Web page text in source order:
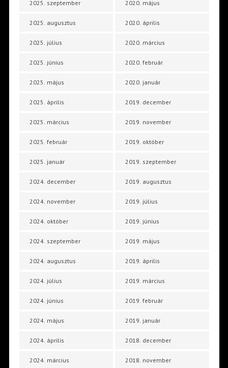
2025. szeptember
2025. augusztus
2025. július
2025. június
2025. május
2025. április
2025. március
2025. február
2025. január
2024. december
2024. november
2024. október
2024. szeptember
2024. augusztus
2024. július
2024. június
2024. május
2024. április
2024. március
2020. május
2020. április
2020. március
2020. február
2020. január
2019. december
2019. november
2019. október
2019. szeptember
2019. augusztus
2019. július
2019. június
2019. május
2019. április
2019. március
2019. február
2019. január
2018. december
2018. november